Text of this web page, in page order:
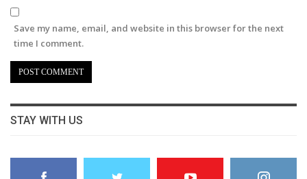
Save my name, email, and website in this browser for the next
time I comment.
STAY WITH US